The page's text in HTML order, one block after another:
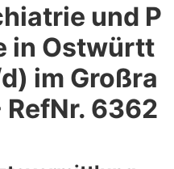
und P
in Ostwürtt
im Großra
6362